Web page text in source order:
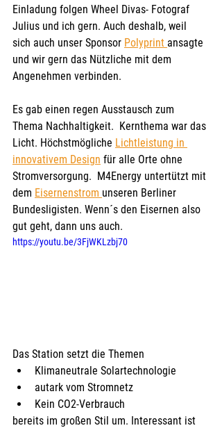
Einladung folgen Wheel Divas- Fotograf
Julius und ich gern. Auch deshalb, weil
sich auch unser Sponsor Polyprint ansagte
und wir gern das Nützliche mit dem
Angenehmen verbinden.
Es gab einen regen Ausstausch zum
Thema Nachhaltigkeit.  Kernthema war das
Licht. Höchstmögliche Lichtleistung in
innovativem Design für alle Orte ohne
Stromversorgung.  M4Energy untertützt mit
dem Eisernenstrom unseren Berliner
Bundesligisten. Wenn´s den Eisernen also
gut geht, dann uns auch.
https://youtu.be/3FjWKLzbj70
Das Station setzt die Themen
Klimaneutrale Solartechnologie
autark vom Stromnetz
Kein CO2-Verbrauch
bereits im großen Stil um. Interessant ist